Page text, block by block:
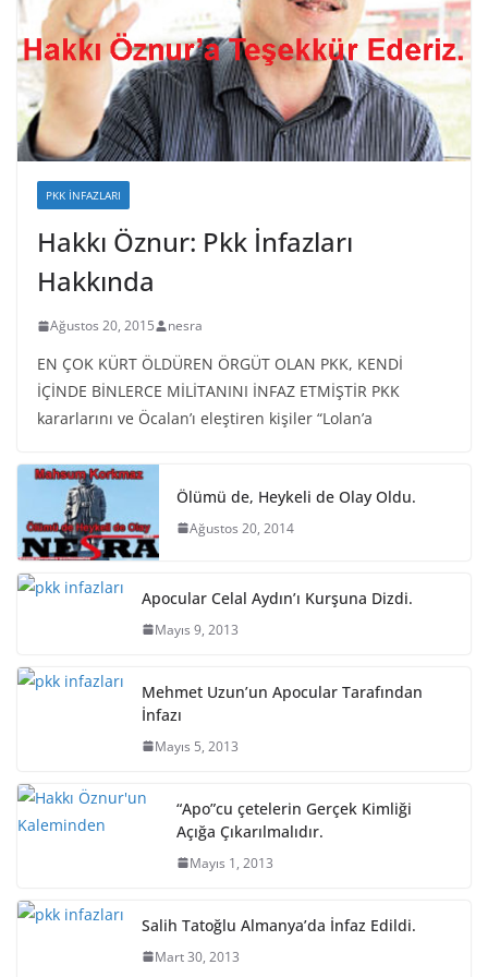
PKK İNFAZLARI
Hakkı Öznur: Pkk İnfazları
Hakkında
Ağustos 20, 2015 nesra
EN ÇOK KÜRT ÖLDÜREN ÖRGÜT OLAN PKK, KENDİ
İÇİNDE BİNLERCE MİLİTANINI İNFAZ ETMİŞTİR PKK
kararlarını ve Öcalan’ı eleştiren kişiler “Lolan’a
Ölümü de, Heykeli de Olay Oldu.
Ağustos 20, 2014
Apocular Celal Aydın’ı Kurşuna Dizdi.
Mayıs 9, 2013
Mehmet Uzun’un Apocular Tarafından
İnfazı
Mayıs 5, 2013
“Apo”cu çetelerin Gerçek Kimliği
Açığa Çıkarılmalıdır.
Mayıs 1, 2013
Salih Tatoğlu Almanya’da İnfaz Edildi.
Mart 30, 2013